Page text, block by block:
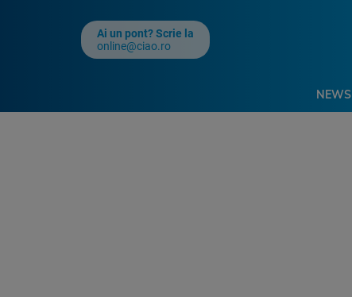
Ai un pont? Scrie la
online@ciao.ro
NEWS